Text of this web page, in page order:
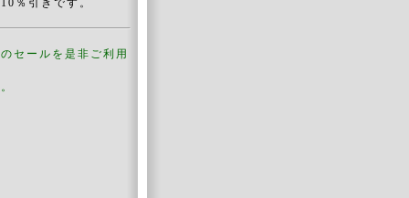
％引きです。
セールを是非ご利用